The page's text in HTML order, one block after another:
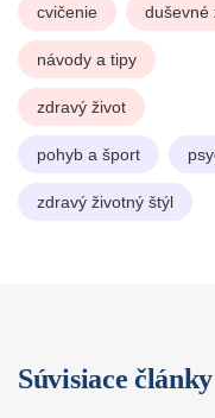
cvičenie duševné
návody a tipy
zdravý život
pohyb a šport
zdravý životný štýl
Súvisiace články